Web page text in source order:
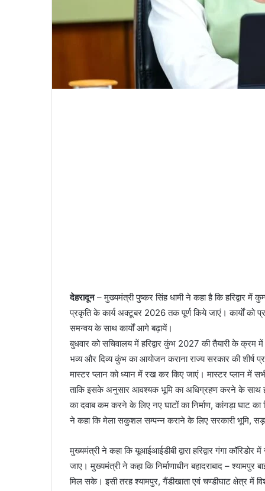
देहरादून– मुख्यमंत्री पुष्कर सिंह धामी ने कहा है कि हरिद्वार
प्रकृति के कार्य अक्टूबर 2026 तक पूर्ण किये जाएं। कार्यों को
समन्वय के साथ कार्यों आगे बढ़ायें।
बुधवार को सचिवालय में हरिद्वार कुंभ 2027 की तैयारी के क्रम
भव्य और दिव्य कुंभ का आयोजन कराना राज्य सरकार की शीर्ष
मास्टर प्लान को ध्यान में रख कर किए जाएं। मास्टर प्लान में
ताकि इसके अनुसार आवश्यक भूमि का अधिग्रहण करने के साथ
का दवाब कम करने के लिए नए घाटों का निर्माण, कांगड़ा घाट
ने कहा कि मेला सकुशल सम्पन्न कराने के लिए सरकारी भूमि,
मुख्यमंत्री ने कहा कि यूआईआईडीबी द्वारा हरिद्वार गंगा
जाए। मुख्यमंत्री ने कहा कि निर्माणाधीन बहादराबाद –
मिल सके। इसी तरह श्यामपुर, गैंडीखाता एवं चण्डीघाट क्षेत्र में